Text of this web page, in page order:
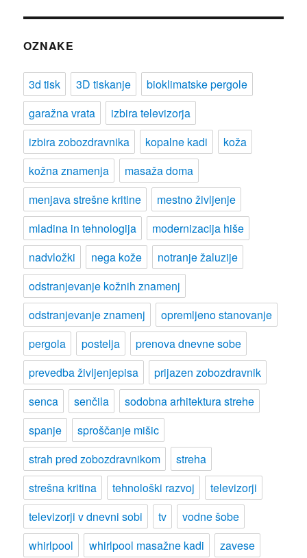
OZNAKE
3d tisk 3D tiskanje
bioklimatske pergole
garažna vrata
izbira televizorja
izbira zobozdravnika
kopalne kadi
koža
kožna znamenja
masaža doma
menjava strešne kritine
mestno življenje
mladina in tehnologija
modernizacija hiše
nadvložki
nega kože
notranje žaluzije
odstranjevanje kožnih znamenj
odstranjevanje znamenj
opremljeno stanovanje
pergola
postelja
prenova dnevne sobe
prevedba življenjepisa
prijazen zobozdravnik
senca
senčila
sodobna arhitektura strehe
spanje
sproščanje mišic
strah pred zobozdravnikom
streha
strešna kritina
tehnološki razvoj
televizorji
televizorji v dnevni sobi
tv
vodne šobe
whirlpool
whirlpool masažne kadi zavese